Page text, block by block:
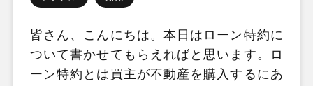
皆さん、こんにちは。本日はローン特約に
ついて書かせてもらえればと思います。ロ
ーン特約とは買主が不動産を購入するにあ